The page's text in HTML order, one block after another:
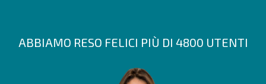
ABBIAMO RESO FELICI PIÙ DI 4800 UTENTI